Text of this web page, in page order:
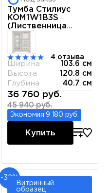
Тумба Стилиус
KOM1W1B3S
(Лиственница
сибирская)
4 отзыва
Ширина
103.6 см
Высота
120.8 см
Глубина
40.7 см
36 760 руб.
45 940 руб.
Экономия 9 180 руб.
Купить
-32%
Витринный
образец